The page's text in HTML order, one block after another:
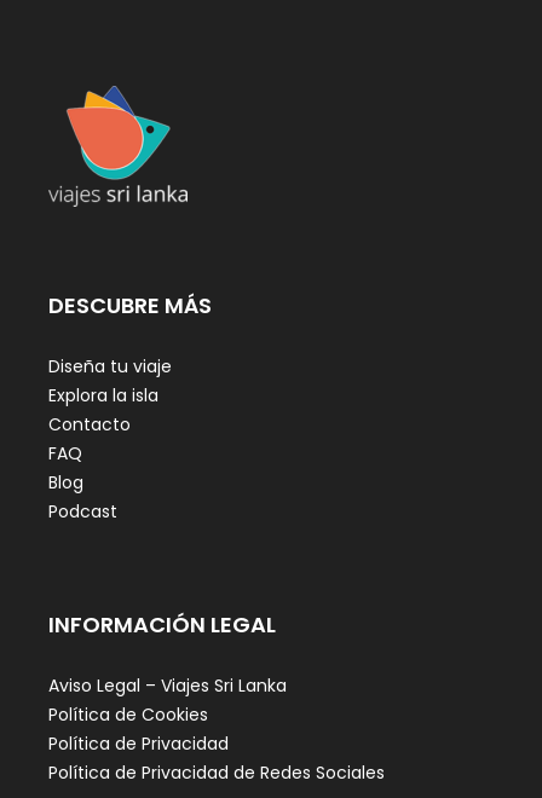
DESCUBRE MÁS
Diseña tu viaje
Explora la isla
Contacto
FAQ
Blog
Podcast
INFORMACIÓN LEGAL
Aviso Legal – Viajes Sri Lanka
Política de Cookies
Política de Privacidad
Política de Privacidad de Redes Sociales